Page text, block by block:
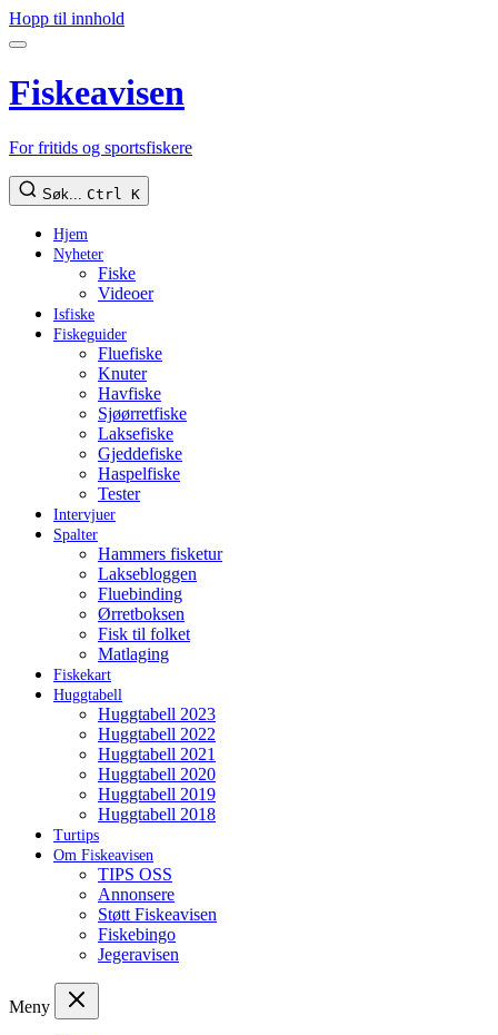
Hopp til innhold
Fiskeavisen
For fritids og sportsfiskere
Søk... Ctrl K
Hjem
Nyheter
Fiske
Videoer
Isfiske
Fiskeguider
Fluefiske
Knuter
Havfiske
Sjøørretfiske
Laksefiske
Gjeddefiske
Haspelfiske
Tester
Intervjuer
Spalter
Hammers fisketur
Laksebloggen
Fluebinding
Ørretboksen
Fisk til folket
Matlaging
Fiskekart
Huggtabell
Huggtabell 2023
Huggtabell 2022
Huggtabell 2021
Huggtabell 2020
Huggtabell 2019
Huggtabell 2018
Turtips
Om Fiskeavisen
TIPS OSS
Annonsere
Støtt Fiskeavisen
Fiskebingo
Jegeravisen
Meny